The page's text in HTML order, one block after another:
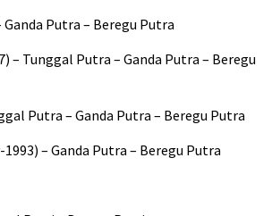
Putra – Beregu Putra
– Tunggal Putra – Ganda Putra – Beregu
Putra – Ganda Putra – Beregu Putra
– Ganda Putra – Beregu Putra